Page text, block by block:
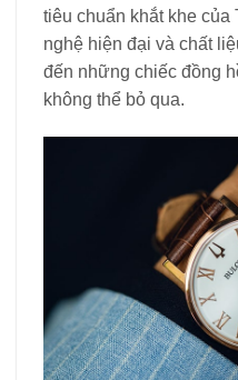
tiêu chuẩn khắt khe
nghệ hiện đại và chất
đến những chiếc đồng
không thể bỏ qua.